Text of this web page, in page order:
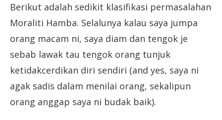
Berikut adalah sedikit klasifikasi permasalahan
Moraliti Hamba. Selalunya kalau saya jumpa
orang macam ni, saya diam dan tengok je
sebab lawak tau tengok orang tunjuk
ketidakcerdikan diri sendiri (and yes, saya ni
agak sadis dalam menilai orang, sekalipun
orang anggap saya ni budak baik).